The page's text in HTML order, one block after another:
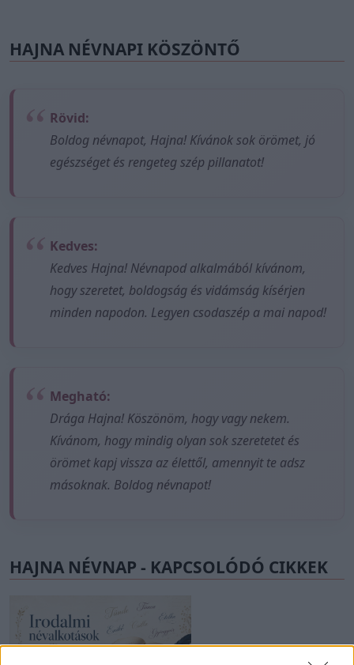
HAJNA NÉVNAPI KÖSZÖNTŐ
Rövid:
Boldog névnapot, Hajna! Kívánok sok örömet, jó
egészséget és rengeteg szép pillanatot!
Kedves:
Kedves Hajna! Névnapod alkalmából kívánom,
hogy szeretet, boldogság és vidámság kísérjen
minden napodon. Legyen csodaszép a mai napod!
Megható:
Drága Hajna! Köszönöm, hogy vagy nekem.
Kívánom, hogy mindig olyan sok szeretetet és
örömet kapj vissza az élettől, amennyit te adsz
másoknak. Boldog névnapot!
HAJNA NÉVNAP - KAPCSOLÓDÓ CIKKEK